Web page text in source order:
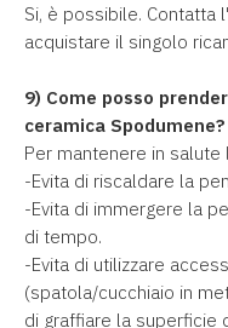
Si, è possibile.
acquistare il singolo
9) Come posso
ceramica Spodumene?
Per mantenere in salute
-Evita di riscaldare la
-Evita di immergere la
di tempo.
-Evita di utilizzare
(spatola/cucchiaio in
di graffiare la superficie